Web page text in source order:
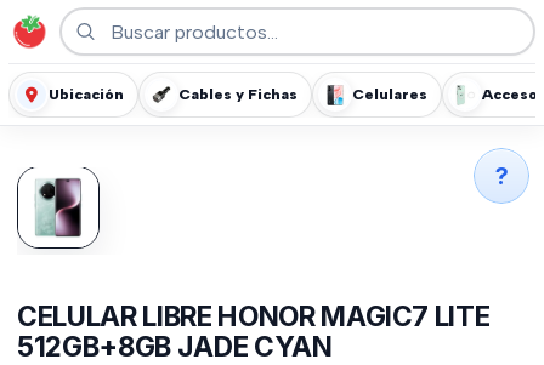
Ubicación Cables y Fichas Celulares
CELULAR LIBRE HONOR MAGIC7 LITE
512GB+8GB JADE CYAN
?